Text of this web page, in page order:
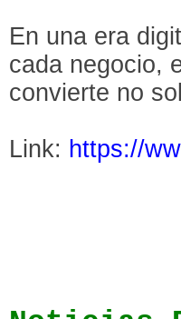
En una era
cada negocio,
convierte no
Link: https://